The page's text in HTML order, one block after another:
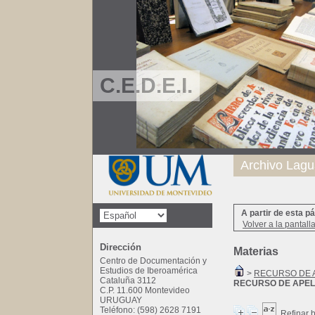
C.E.D.E.I.
A partir de esta
Volver a la
Materias
> RECURSO DE
RECURSO DE
Archivo
Dirección
Centro de Documentación y
Estudios de Iberoamérica
Cataluña 3112
C.P. 11.600 Montevideo
URUGUAY
Teléfono: (598) 2628 7191